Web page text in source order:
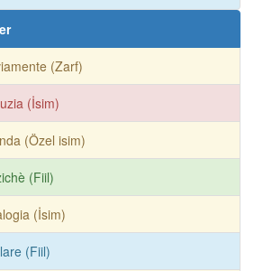
(Zarf)
(İsim)
(Özel isim)
(Fiil)
(İsim)
(Fiil)